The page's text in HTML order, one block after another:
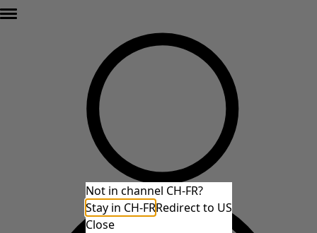
Not in channel CH-FR?
Stay in CH-FRRedirect to US
Close